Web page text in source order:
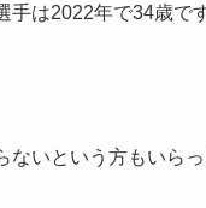
は2022年で34歳です
いという方もいら